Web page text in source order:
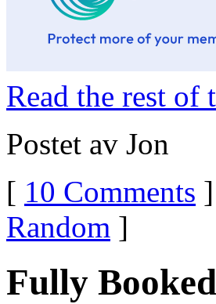
Read the rest of
Postet av Jon
[ 10 Comments
Random ]
Fully